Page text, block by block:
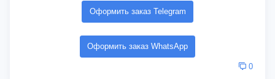
Оформить заказ Telegram
Оформить заказ WhatsApp
0